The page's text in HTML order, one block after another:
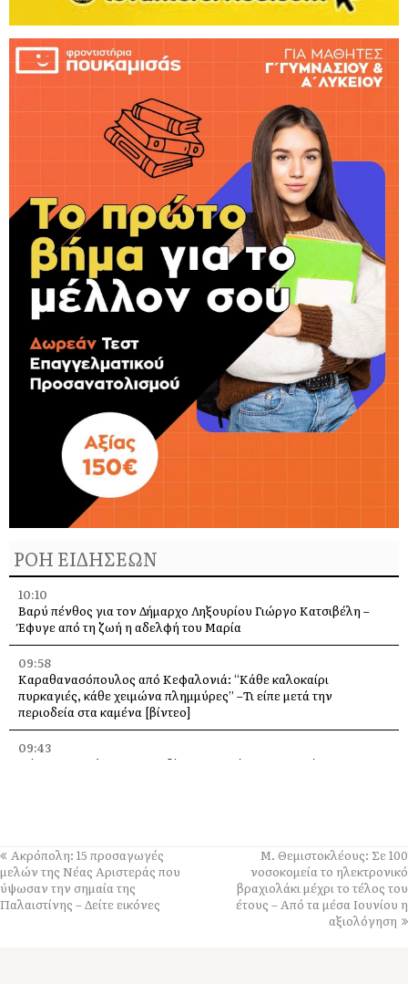
ΡΟΗ ΕΙΔΗΣΕΩΝ
10:10
Βαρύ πένθος για τον Δήμαρχο Ληξουρίου Γιώργο Κατσιβέλη –
Έφυγε από τη ζωή η αδελφή του Μαρία
09:58
Καραθανασόπουλος από Κεφαλονιά: “Κάθε καλοκαίρι
πυρκαγιές, κάθε χειμώνα πλημμύρες” –Τι είπε μετά την
περιοδεία στα καμένα [βίντεο]
09:43
Πάρος: Νεκρό 4χρονο παιδί που εντοπίστηκε σε πισίνα beach
Παγκόσμιο Κ20!
09:28
Πανηγύρι στη Θηνιά: Ο Μιχάλης Βιολάρης και η παρέα του σε μια
μεγάλη μουσική βραδιά
Ακρόπολη: 15 προσαγωγές
μελών της Νέας Αριστεράς που
ύψωσαν την σημαία της
Παλαιστίνης – Δείτε εικόνες
Μ. Θεμιστοκλέους: Σε 100
νοσοκομεία το ηλεκτρονικό
βραχιολάκι μέχρι το τέλος του
έτους – Από τα μέσα Ιουνίου η
αξιολόγηση